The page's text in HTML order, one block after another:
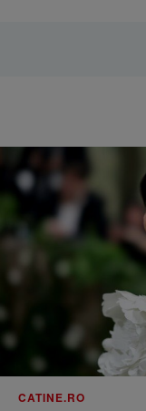
CATINE.RO